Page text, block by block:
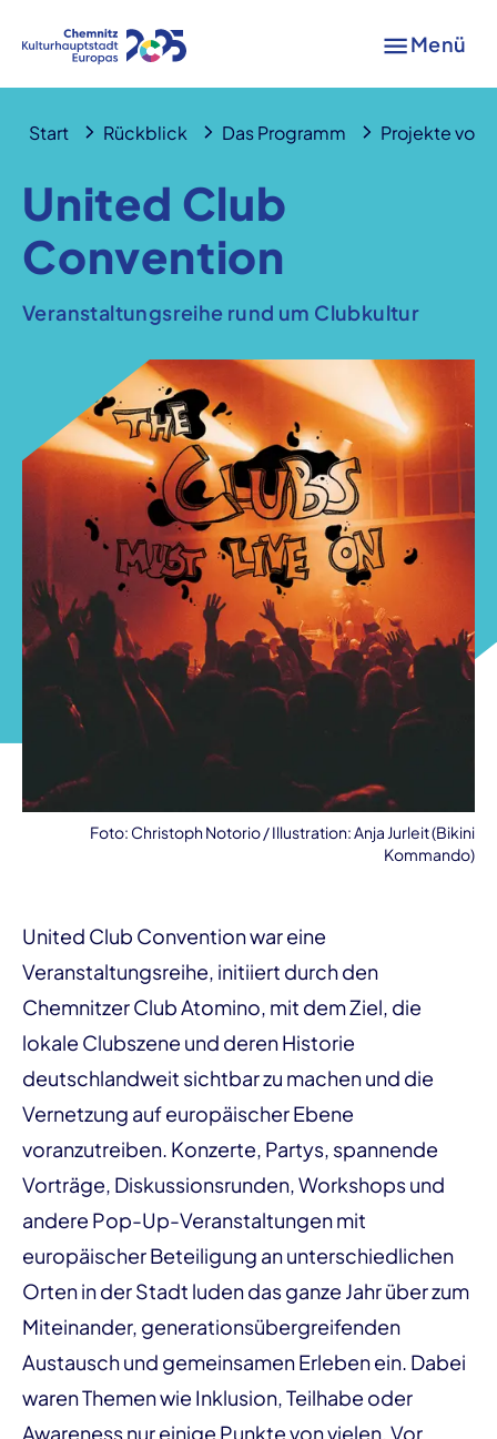
Menü
Start Rückblick Das Programm Projekte von
United Club
Convention
Veranstaltungsreihe rund um Clubkultur
Foto: Christoph Notorio / Illustration: Anja Jurleit (Bikini
Kommando)
United Club Convention war eine
Veranstaltungsreihe, initiiert durch den
Chemnitzer Club Atomino, mit dem Ziel, die
lokale Clubszene und deren Historie
deutschlandweit sichtbar zu machen und die
Vernetzung auf europäischer Ebene
voranzutreiben. Konzerte, Partys, spannende
Vorträge, Diskussionsrunden, Workshops und
andere Pop-Up-Veranstaltungen mit
europäischer Beteiligung an unterschiedlichen
Orten in der Stadt luden das ganze Jahr über zum
Miteinander, generationsübergreifenden
Austausch und gemeinsamen Erleben ein. Dabei
waren Themen wie Inklusion, Teilhabe oder
Awareness nur einige Punkte von vielen. Vor